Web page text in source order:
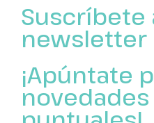
Suscríbete
newsletter
¡Apúntate